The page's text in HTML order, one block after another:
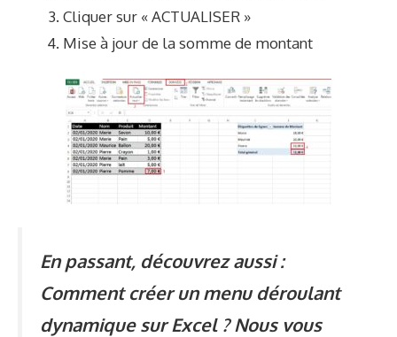
Cliquer sur « ACTUALISER »
Mise à jour de la somme de montant
En passant, découvrez aussi :
Commentcréer un menu déroulant
dynamique sur Excel? Nous vous